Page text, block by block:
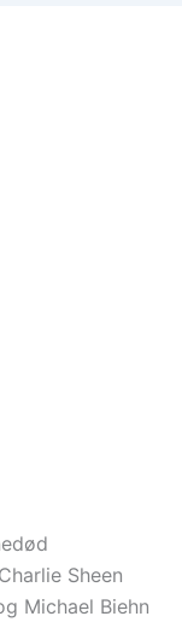
Sheen
Michael Biehn